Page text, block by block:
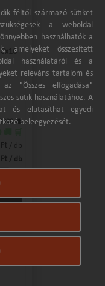
2000 db
/ db
/ db
féltől származó sütiket
a weboldal
használhatók a
amelyeket összesített
használatáról és a
releváns tartalom és
"Összes elfogadása"
sütik használatához. A
és elutasíthat egyedi
beleegyezését.